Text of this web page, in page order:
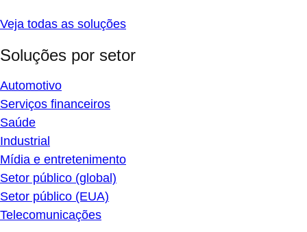
Veja todas as soluções
Soluções por setor
Automotivo
Serviços financeiros
Saúde
Industrial
Mídia e entretenimento
Setor público (global)
Setor público (EUA)
Telecomunicações